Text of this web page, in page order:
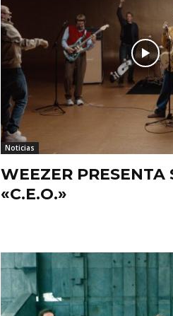
Noticias
WEEZER PRESENTA
«C.E.O.»